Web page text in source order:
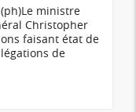
ministre
Christopher
faisant état de
de